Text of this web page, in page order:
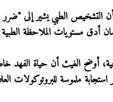
الطبي يشير إلى "ضرر
أدق مستويات الملاحظة الطبية
ملموسة للبروتوكولات